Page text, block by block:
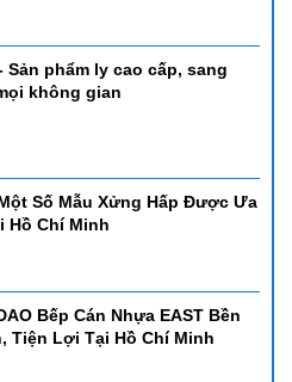
Sản phẩm ly cao cấp, sang
không gian
Số Mẫu Xửng Hấp Được Ưa
Hồ Chí Minh
Bếp Cán Nhựa EAST Bền
Tiện Lợi Tại Hồ Chí Minh